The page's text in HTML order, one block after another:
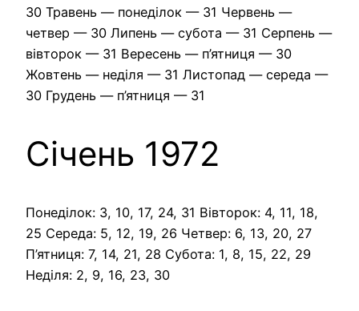
30 Травень — понеділок — 31 Червень —
четвер — 30 Липень — субота — 31 Серпень —
вівторок — 31 Вересень — п’ятниця — 30
Жовтень — неділя — 31 Листопад — середа —
30 Грудень — п’ятниця — 31
Січень 1972
Понеділок: 3, 10, 17, 24, 31 Вівторок: 4, 11, 18,
25 Середа: 5, 12, 19, 26 Четвер: 6, 13, 20, 27
П’ятниця: 7, 14, 21, 28 Субота: 1, 8, 15, 22, 29
Неділя: 2, 9, 16, 23, 30